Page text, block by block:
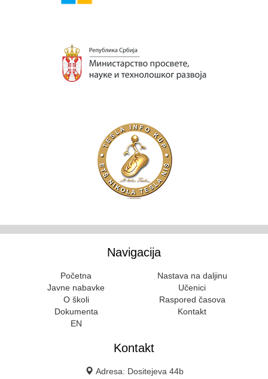
Navigacija
Početna
Nastava na daljinu
Javne nabavke
Učenici
O školi
Raspored časova
Dokumenta
Kontakt
EN
Kontakt
Adresa: Dositejeva 44b